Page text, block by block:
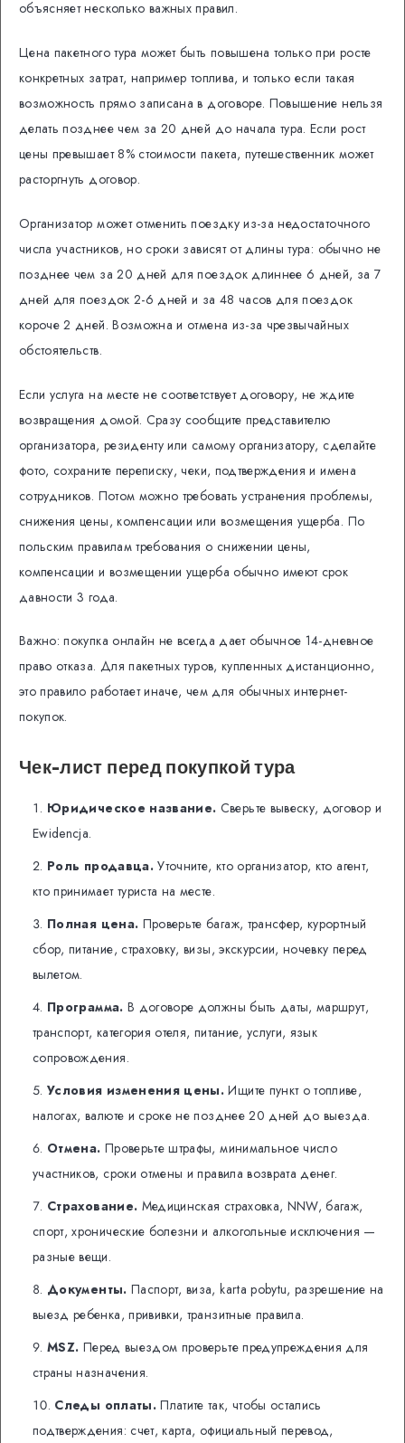
объясняет несколько важных правил.
Цена пакетного тура может быть повышена только при росте
конкретных затрат, например топлива, и только если такая
возможность прямо записана в договоре. Повышение нельзя
делать позднее чем за 20 дней до начала тура. Если рост
цены превышает 8% стоимости пакета, путешественник может
расторгнуть договор.
Организатор может отменить поездку из-за недостаточного
числа участников, но сроки зависят от длины тура: обычно не
позднее чем за 20 дней для поездок длиннее 6 дней, за 7
дней для поездок 2-6 дней и за 48 часов для поездок
короче 2 дней. Возможна и отмена из-за чрезвычайных
обстоятельств.
Если услуга на месте не соответствует договору, не ждите
возвращения домой. Сразу сообщите представителю
организатора, резиденту или самому организатору, сделайте
фото, сохраните переписку, чеки, подтверждения и имена
сотрудников. Потом можно требовать устранения проблемы,
снижения цены, компенсации или возмещения ущерба. По
польским правилам требования о снижении цены,
компенсации и возмещении ущерба обычно имеют срок
давности 3 года.
Важно: покупка онлайн не всегда дает обычное 14-дневное
право отказа. Для пакетных туров, купленных дистанционно,
это правило работает иначе, чем для обычных интернет-
покупок.
Чек-лист перед покупкой тура
Юридическое название. Сверьте вывеску, договор и
Ewidencja.
Роль продавца.Уточните, кто организатор, кто агент,
кто принимает туриста на месте.
Полная цена. Проверьте багаж, трансфер, курортный
сбор, питание, страховку, визы, экскурсии, ночевку перед
вылетом.
Программа. В договоре должны быть даты, маршрут,
транспорт, категория отеля, питание, услуги, язык
сопровождения.
Условия изменения цены. Ищите пункт о топливе,
налогах, валюте и сроке не позднее 20 дней до выезда.
Отмена. Проверьте штрафы, минимальное число
участников, сроки отмены и правила возврата денег.
Страхование. Медицинская страховка, NNW, багаж,
спорт, хронические болезни и алкогольные исключения —
разные вещи.
Документы. Паспорт, виза, karta pobytu, разрешение на
выезд ребенка, прививки, транзитные правила.
MSZ. Перед выездом проверьте предупреждения для
страны назначения.
Следы оплаты.Платите так, чтобы остались
подтверждения: счет, карта, официальный перевод,